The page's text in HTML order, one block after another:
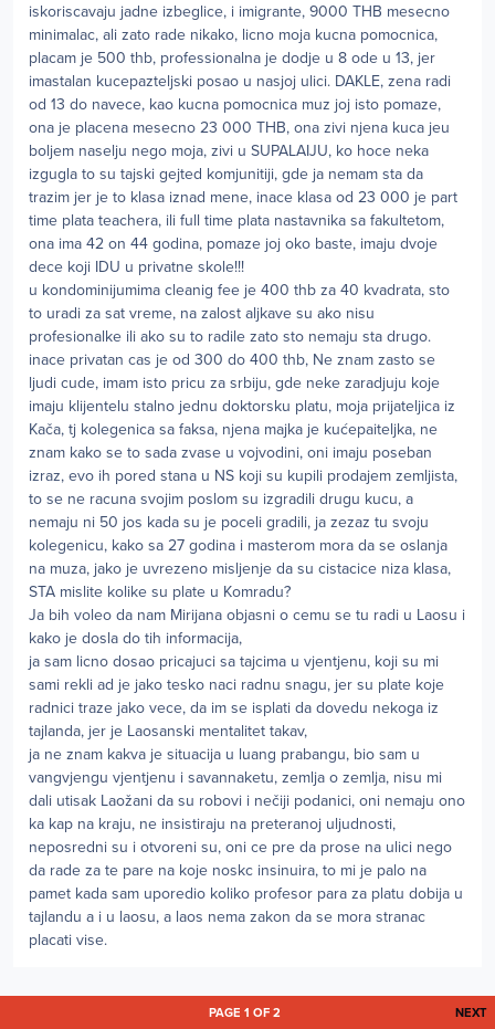
iskoriscavaju jadne izbeglice, i imigrante, 9000 THB mesecno
minimalac, ali zato rade nikako, licno moja kucna pomocnica,
placam je 500 thb, professionalna je dodje u 8 ode u 13, jer
imastalan kucepazteljski posao u nasjoj ulici. DAKLE, zena radi
od 13 do navece, kao kucna pomocnica muz joj isto pomaze,
ona je placena mesecno 23 000 THB, ona zivi njena kuca jeu
boljem naselju nego moja, zivi u SUPALAIJU, ko hoce neka
izgugla to su tajski gejted komjunitiji, gde ja nemam sta da
trazim jer je to klasa iznad mene, inace klasa od 23 000 je part
time plata teachera, ili full time plata nastavnika sa fakultetom,
ona ima 42 on 44 godina, pomaze joj oko baste, imaju dvoje
dece koji IDU u privatne skole!!!
u kondominijumima cleanig fee je 400 thb za 40 kvadrata, sto
to uradi za sat vreme, na zalost aljkave su ako nisu
profesionalke ili ako su to radile zato sto nemaju sta drugo.
inace privatan cas je od 300 do 400 thb, Ne znam zasto se
ljudi cude, imam isto pricu za srbiju, gde neke zaradjuju koje
imaju klijentelu stalno jednu doktorsku platu, moja prijateljica iz
Kača, tj kolegenica sa faksa, njena majka je kućepaiteljka, ne
znam kako se to sada zvase u vojvodini, oni imaju poseban
izraz, evo ih pored stana u NS koji su kupili prodajem zemljista,
to se ne racuna svojim poslom su izgradili drugu kucu, a
nemaju ni 50 jos kada su je poceli gradili, ja zezaz tu svoju
kolegenicu, kako sa 27 godina i masterom mora da se oslanja
na muza, jako je uvrezeno misljenje da su cistacice niza klasa,
STA mislite kolike su plate u Komradu?
Ja bih voleo da nam Mirijana objasni o cemu se tu radi u Laosu i
kako je dosla do tih informacija,
ja sam licno dosao pricajuci sa tajcima u vjentjenu, koji su mi
sami rekli ad je jako tesko naci radnu snagu, jer su plate koje
radnici traze jako vece, da im se isplati da dovedu nekoga iz
tajlanda, jer je Laosanski mentalitet takav,
ja ne znam kakva je situacija u luang prabangu, bio sam u
vangvjengu vjentjenu i savannaketu, zemlja o zemlja, nisu mi
dali utisak Laožani da su robovi i nečiji podanici, oni nemaju ono
ka kap na kraju, ne insistiraju na preteranoj uljudnosti,
neposredni su i otvoreni su, oni ce pre da prose na ulici nego
da rade za te pare na koje noskc insinuira, to mi je palo na
pamet kada sam uporedio koliko profesor para za platu dobija u
tajlandu a i u laosu, a laos nema zakon da se mora stranac
placati vise.
NEXT
PAGE 1 OF 2